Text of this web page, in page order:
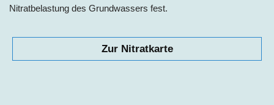
Nitratbelastung des Grundwassers fest.
Zur Nitratkarte